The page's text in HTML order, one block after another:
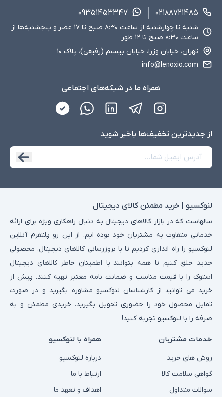
۰۲۱۸۸۷۲۱۴۸۵
۰۹۳۵۱۴۵۳۳۴۷
شنبه تا چهارشنبه از ساعت ۸:۳۰ صبح تا ۱۷ عصر و پنجشنبه‌ها از
ساعت ۸:۳۰ صبح تا ۱۲ ظهر
تهران، خیابان وزرا، خیابان بیستم (رفیعی)، پلاک ۱۰
info@lenoxio.com
همراه ما در شبکه‌های اجتماعی
از جدید‌ترین تخفیف‌ها با‌خبر شوید
لنوکسیو | خرید مطمئن کالای دیجیتال
سالهاست که در بازار کالاهای دیجیتال به دنبال راهکاری ویژه برای ارائه
خدماتی متفاوت به مشتریان خود بوده ایم. از این رو پلتفرم آنلاین
لنوکسیو را راه اندازی کردیم تا با بروزرسانی کالاهای دیجیتال، محصولی
جدید خلق کنیم تا همه بتوانند با اطمینان خاطر کالاهای دیجیتال
استوک را با قیمت مناسب و ضمانت نامه معتبر تهیه کنند. پیش از
خرید می توانید از کارشناسان لنوکسیو مشاوره بگیرید و در صورت
تمایل محصول خود را حضوری تحویل بگیرید. خریدی مطمئن و به
صرفه را با لنوکسیو تجربه کنید!
خدمات مشتریان
روش های خرید
گواهی سلامت کالا
سوالات متداول
همراه با لنوکسیو
درباره لنوکسیو
ارتباط با ما
اهداف و تعهد ما